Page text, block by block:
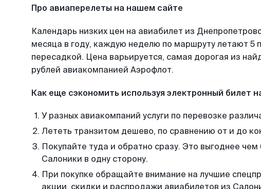
Про авиаперелеты на нашем сайте
Календарь низких цен на авиабилет из
месяца в году, каждую неделю по маршруту летают 5
пересадкой. Цена варьируется, самая дорогая из
рублей авиакомпанией Аэрофлот.
Как еще сэкономить используя электронный билет
У разных авиакомпаний услуги по перевозке
Лететь транзитом дешево, по сравнению от и до
Покупайте туда и обратно сразу. Это выгоднее
Салоники в одну сторону.
При покупке обращайте внимание на лучшие
акции, скидки и распродажи авиабилетов из